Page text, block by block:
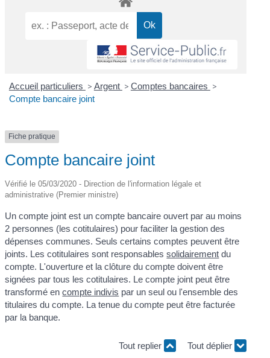
Accueil particuliers > Argent > Comptes bancaires >
Compte bancaire joint
Fiche pratique
Compte bancaire joint
Vérifié le 05/03/2020 - Direction de l'information légale et
administrative (Premier ministre)
Un compte joint est un compte bancaire ouvert par au moins
2 personnes (les cotitulaires) pour faciliter la gestion des
dépenses communes. Seuls certains comptes peuvent être
joints. Les cotitulaires sont responsablessolidairement du
compte. L'ouverture et la clôture du compte doivent être
signées par tous les cotitulaires. Le compte joint peut être
transformé encompte indivis par un seul ou l'ensemble des
titulaires du compte. La tenue du compte peut être facturée
par la banque.
Tout replier Tout déplier